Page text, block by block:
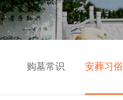
购墓常识 安葬习俗